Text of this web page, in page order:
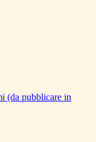
(da pubblicare in